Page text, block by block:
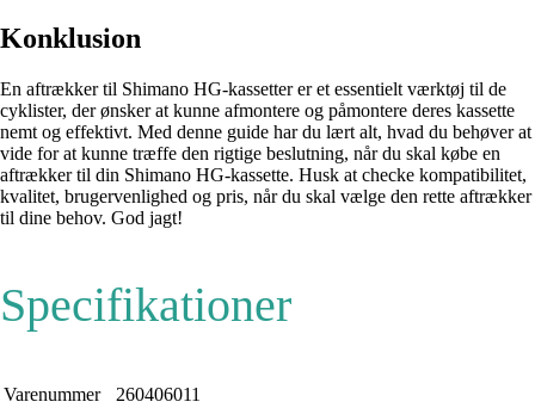
Konklusion
En aftrækker til Shimano HG-kassetter er et essentielt værktøj til de
cyklister, der ønsker at kunne afmontere og påmontere deres kassette
nemt og effektivt. Med denne guide har du lært alt, hvad du behøver at
vide for at kunne træffe den rigtige beslutning, når du skal købe en
aftrækker til din Shimano HG-kassette. Husk at checke kompatibilitet,
kvalitet, brugervenlighed og pris, når du skal vælge den rette aftrækker
til dine behov. God jagt!
Specifikationer
Varenummer
260406011